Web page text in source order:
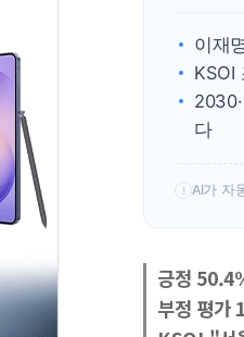
이재
KSOI
다
! AI가 자
긍정
부정 평가